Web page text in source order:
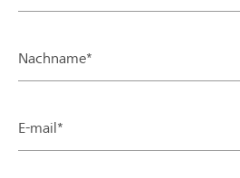
Nachname*
E-mail*